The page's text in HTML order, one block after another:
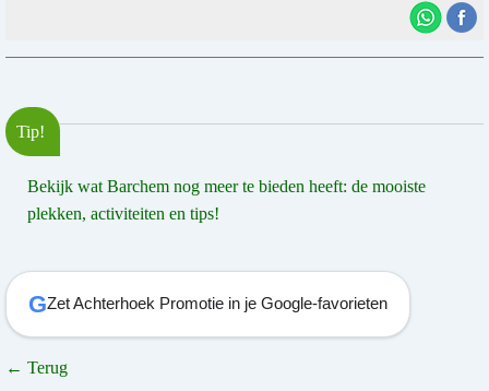
Tip!
Bekijk wat Barchem nog meer te bieden heeft: de mooiste
plekken, activiteiten en tips!
GZet Achterhoek Promotie in je Google-favorieten
← Terug